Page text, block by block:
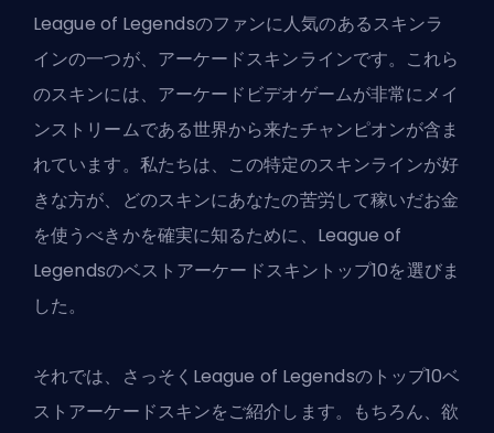
League of Legendsのファンに人気のあるスキンラ
インの一つが、アーケードスキンラインです。これら
のスキンには、アーケードビデオゲームが非常にメイ
ンストリームである世界から来たチャンピオンが含ま
れています。私たちは、この特定のスキンラインが好
きな方が、どのスキンにあなたの苦労して稼いだお金
を使うべきかを確実に知るために、League of
Legendsのベストアーケードスキントップ10を選びま
した。
それでは、さっそくLeague of Legendsのトップ10ベ
ストアーケードスキンをご紹介します。もちろん、欲